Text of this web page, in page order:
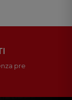
pre